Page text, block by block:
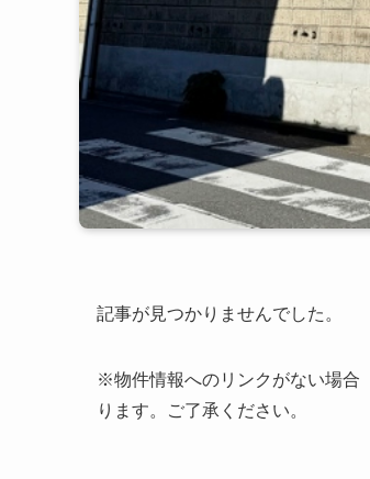
記事が見つかりませんでした。
※物件情報へのリンクがない場合
ります。ご了承ください。